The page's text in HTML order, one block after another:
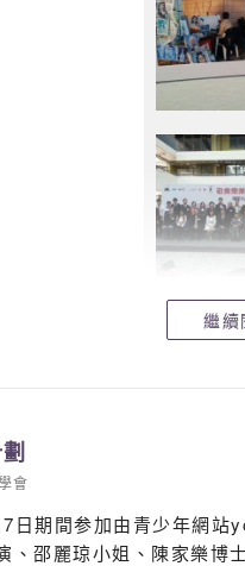
繼續
會
日期間参加由青少年網
邵麗琼小姐、陳家樂